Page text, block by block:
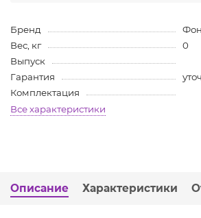
Бренд
Вес, кг
0
Выпуск
Гарантия
Комплектация
Все характеристики
Описание Характеристики